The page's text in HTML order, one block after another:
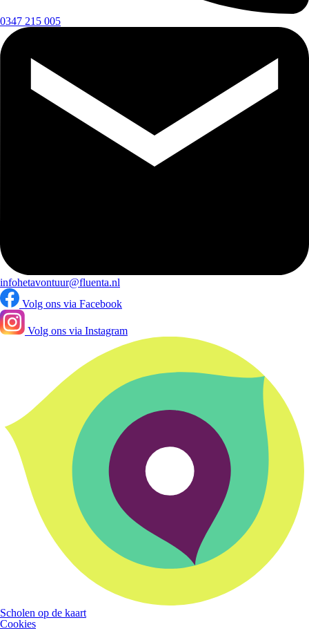
0347 215 005
infohetavontuur@fluenta.nl
Volg ons via Facebook
Volg ons via Instagram
Scholen op de kaart
Cookies